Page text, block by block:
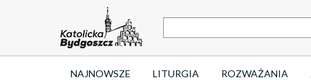
NAJNOWSZE LITURGIA ROZWAŻANIA